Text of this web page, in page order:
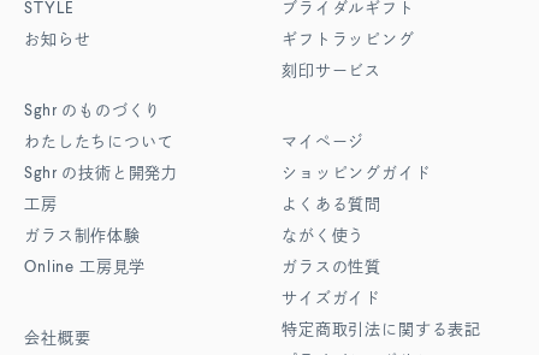
STYLE
お知らせ
Sghr のものづくり
わたしたちについて
Sghr の技術と開発力
工房
ガラス制作体験
Online 工房見学
会社概要
ブライダルギフト
ギフトラッピング
刻印サービス
マイページ
ショッピングガイド
よくある質問
ながく使う
ガラスの性質
サイズガイド
特定商取引法に関する表記